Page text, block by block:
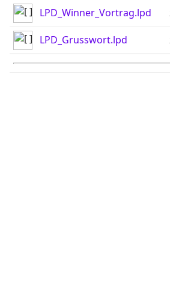
LPD_Winner_Vortrag.lpd
LPD_Grusswort.lpd